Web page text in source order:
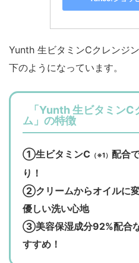
Yunth 生ビタミンCクレンジ
下のようになっています。
「Yunth 生ビタミン
ム」の特徴
①生ビタミンC （※1） 配合
り！
②クリームからオイルに
優しい洗い心地
③美容保湿成分92%配合
すすめ！